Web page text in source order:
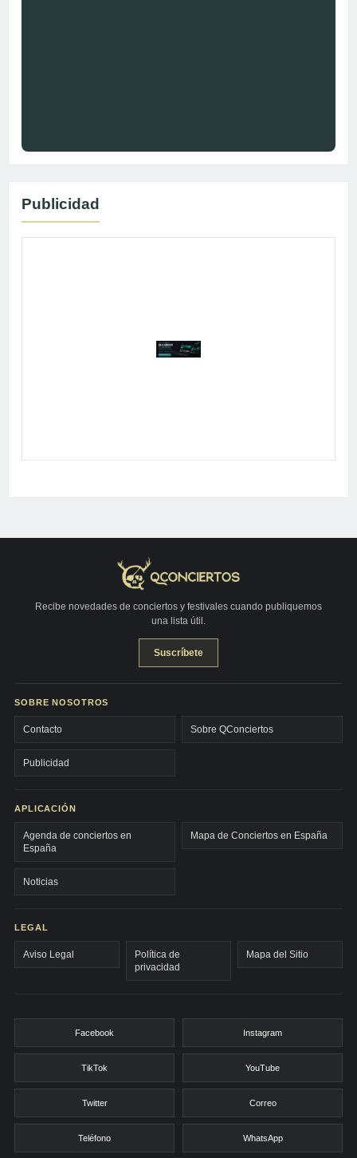
Publicidad
Publicidad
Recibe novedades de conciertos y festivales cuando publiquemos
una lista útil.
Suscríbete
SOBRE NOSOTROS
Contacto Sobre QConciertos
Publicidad
APLICACIÓN
Agenda de conciertos en
España
Mapa de Conciertos en España
Noticias
LEGAL
Aviso Legal
Política de
privacidad
Mapa del Sitio
Facebook Instagram
TikTok YouTube
Twitter Correo
Teléfono WhatsApp